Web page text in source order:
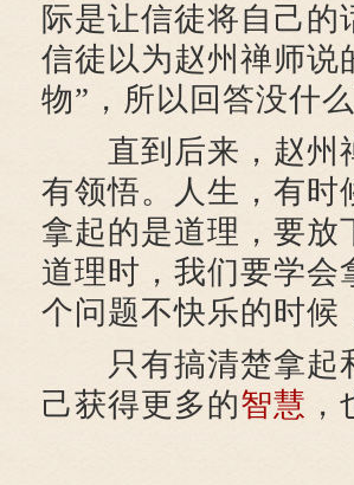
际是让信徒将自己
信徒以为赵州禅师说
物”，所以回答没什
直到后来，赵州
有领悟。人生，有时
拿起的是道理，要放
道理时，我们要学会
个问题不快乐的时候
只有搞清楚拿起
己获得更多的智慧